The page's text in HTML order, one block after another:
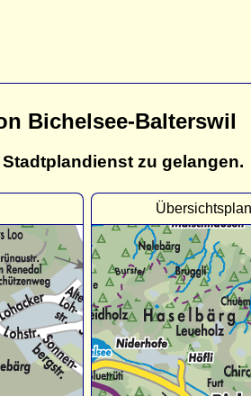
Bichelsee-Balterswil
zu gelangen.